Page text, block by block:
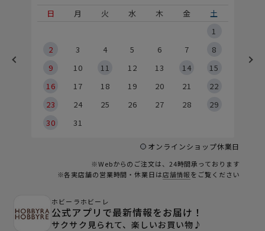
日
月 火 水 木 金
土
1
2
3 4 5 6 7
8
9
10 11 12 13 14
15
16
17 18 19 20 21
22
23
24 25 26 27 28
29
30
31
オンラインショップ休業日
※Webからのご注文は、24時間承っております
※各実店舗の営業時間・休業日は店舗情報をご覧ください
ホビーラホビーレ
公式アプリで最新情報をお届け！
サクサク見られて、楽しいお買い物♪